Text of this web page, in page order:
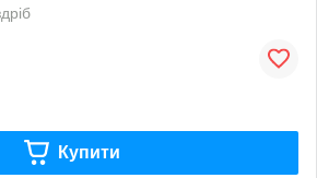
Купити